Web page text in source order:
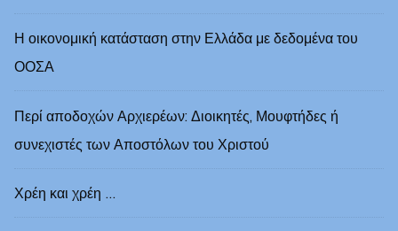
Η οικονομική κατάσταση στην Ελλάδα με δεδομένα του
ΟΟΣΑ
Περί αποδοχών Αρχιερέων: Διοικητές, Μουφτήδες ή
συνεχιστές των Αποστόλων του Χριστού
Χρέη και χρέη …